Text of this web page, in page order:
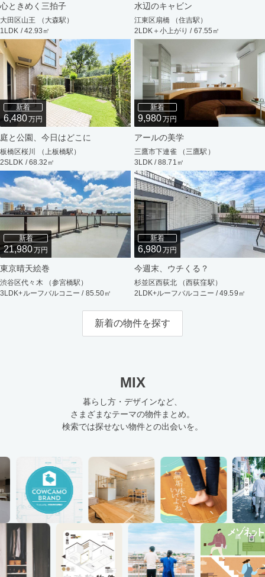
心ときめく三拍子
大田区山王 （大森駅）
1LDK / 42.93㎡
水辺のキャビン
江東区扇橋 （住吉駅）
2LDK＋小上がり / 67.55㎡
新着
6,480万円
庭と公園、今日はどこに
板橋区桜川 （上板橋駅）
2SLDK / 68.32㎡
新着
9,980万円
アールの美学
三鷹市下連雀 （三鷹駅）
3LDK / 88.71㎡
新着
21,980万円
東京晴天絵巻
渋谷区代々木 （参宮橋駅）
3LDK+ルーフバルコニー / 85.50㎡
新着
6,980万円
今週末、ウチくる？
杉並区西荻北 （西荻窪駅）
2LDK+ルーフバルコニー / 49.59㎡
新着の物件を探す
MIX
暮らし方・デザインなど、
さまざまなテーマの物件まとめ。
検索では探せない物件との出会いを。